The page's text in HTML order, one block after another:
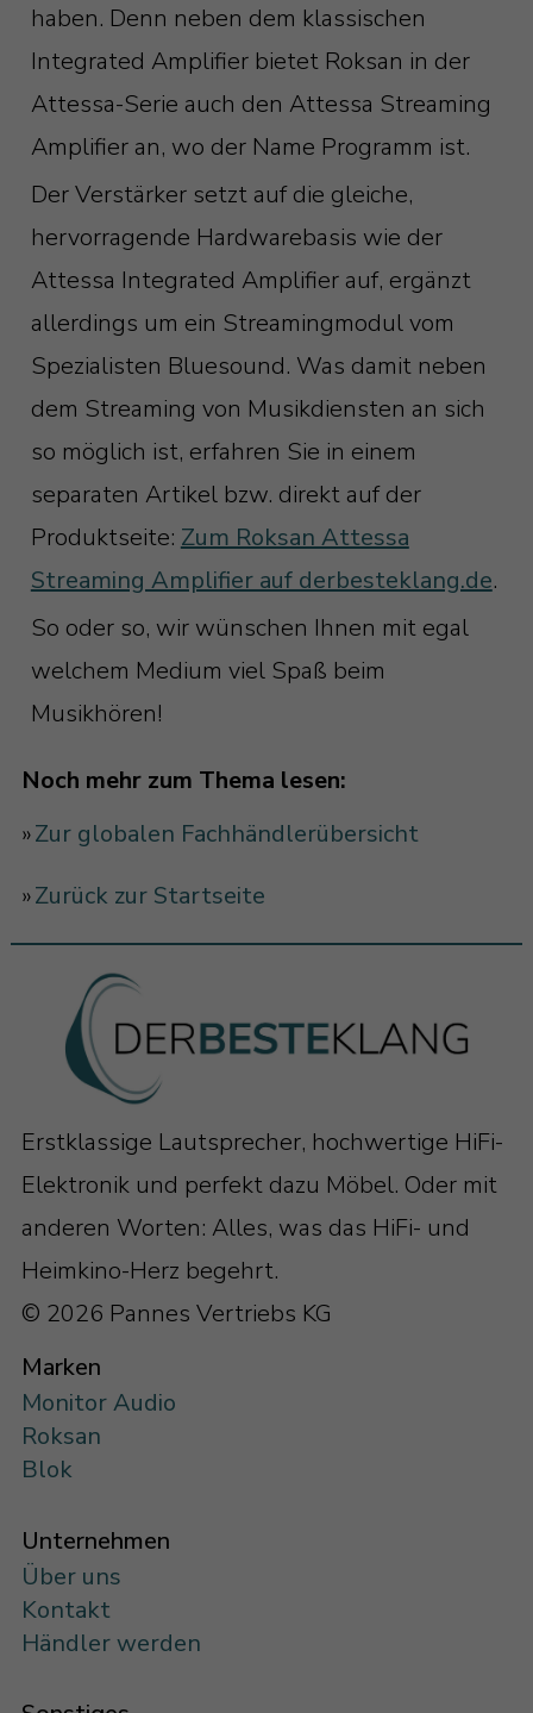
haben. Denn neben dem klassischen
Integrated Amplifier bietet Roksan in der
Attessa-Serie auch den Attessa Streaming
Amplifier an, wo der Name Programm ist.
Der Verstärker setzt auf die gleiche,
hervorragende Hardwarebasis wie der
Attessa Integrated Amplifier auf, ergänzt
allerdings um ein Streamingmodul vom
Spezialisten Bluesound. Was damit neben
dem Streaming von Musikdiensten an sich
so möglich ist, erfahren Sie in einem
separaten Artikel bzw. direkt auf der
Produktseite: Zum Roksan Attessa
Streaming Amplifier auf derbesteklang.de.
So oder so, wir wünschen Ihnen mit egal
welchem Medium viel Spaß beim
Musikhören!
Noch mehr zum Thema lesen:
»Zur globalen Fachhändlerübersicht
»Zurück zur Startseite
Erstklassige Lautsprecher, hochwertige HiFi-
Elektronik und perfekt dazu Möbel. Oder mit
anderen Worten: Alles, was das HiFi- und
Heimkino-Herz begehrt.
© 2026 Pannes Vertriebs KG
Marken
Monitor Audio
Roksan
Blok
Unternehmen
Über uns
Kontakt
Händler werden